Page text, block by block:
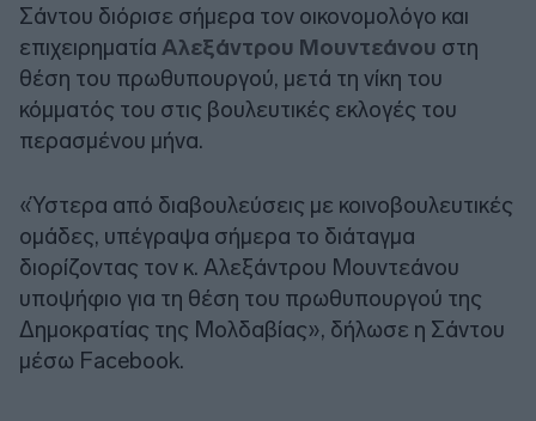
Σάντου διόρισε σήμερα τον οικονομολόγο και
επιχειρηματία Αλεξάντρου Μουντεάνου στη
θέση του πρωθυπουργού, μετά τη νίκη του
κόμματός του στις βουλευτικές εκλογές του
περασμένου μήνα.
«Ύστερα από διαβουλεύσεις με κοινοβουλευτικές
ομάδες, υπέγραψα σήμερα το διάταγμα
διορίζοντας τον κ. Αλεξάντρου Μουντεάνου
υποψήφιο για τη θέση του πρωθυπουργού της
Δημοκρατίας της Μολδαβίας», δήλωσε η Σάντου
μέσω Facebook.